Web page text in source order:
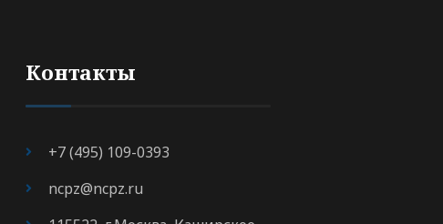
Контакты
+7 (495) 109-0393
ncpz@ncpz.ru